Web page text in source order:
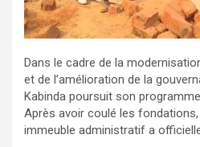
Dans le cadre de la
et de l’amélioration de la
Kabinda poursuit son
Après avoir coulé les
immeuble administratif a